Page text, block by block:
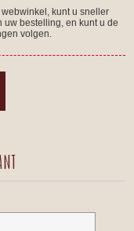
kunt u sneller
uw bestelling, en kunt u de
volgen.